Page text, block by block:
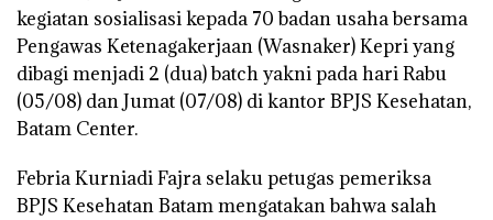
kegiatan sosialisasi kepada 70 badan usaha bersama
Pengawas Ketenagakerjaan (Wasnaker) Kepri yang
dibagi menjadi 2 (dua) batch yakni pada hari Rabu
(05/08) dan Jumat (07/08) di kantor BPJS Kesehatan,
Batam Center.
Febria Kurniadi Fajra selaku petugas pemeriksa
BPJS Kesehatan Batam mengatakan bahwa salah